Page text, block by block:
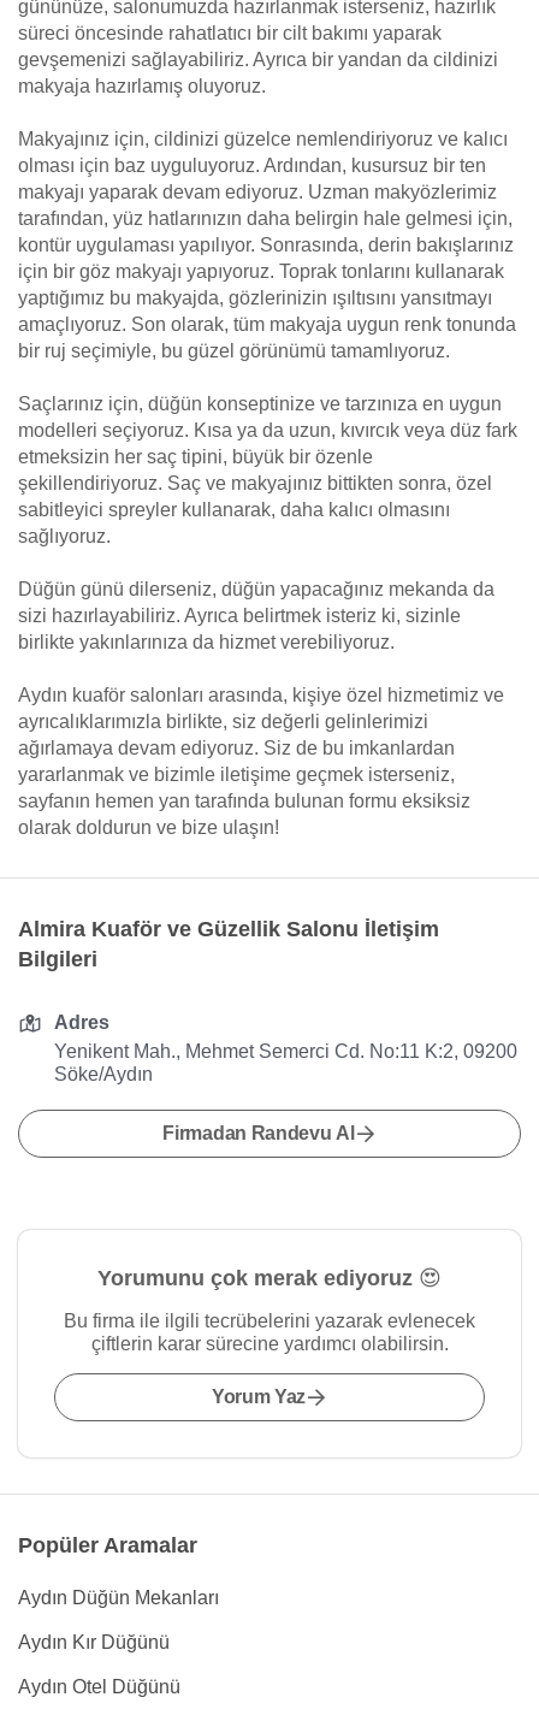
gününüze, salonumuzda hazırlanmak isterseniz, hazırlık
süreci öncesinde rahatlatıcı bir cilt bakımı yaparak
gevşemenizi sağlayabiliriz. Ayrıca bir yandan da cildinizi
makyaja hazırlamış oluyoruz.
Makyajınız için, cildinizi güzelce nemlendiriyoruz ve kalıcı
olması için baz uyguluyoruz. Ardından, kusursuz bir ten
makyajı yaparak devam ediyoruz. Uzman makyözlerimiz
tarafından, yüz hatlarınızın daha belirgin hale gelmesi için,
kontür uygulaması yapılıyor. Sonrasında, derin bakışlarınız
için bir göz makyajı yapıyoruz. Toprak tonlarını kullanarak
yaptığımız bu makyajda, gözlerinizin ışıltısını yansıtmayı
amaçlıyoruz. Son olarak, tüm makyaja uygun renk tonunda
bir ruj seçimiyle, bu güzel görünümü tamamlıyoruz.
Saçlarınız için, düğün konseptinize ve tarzınıza en uygun
modelleri seçiyoruz. Kısa ya da uzun, kıvırcık veya düz fark
etmeksizin her saç tipini, büyük bir özenle
şekillendiriyoruz. Saç ve makyajınız bittikten sonra, özel
sabitleyici spreyler kullanarak, daha kalıcı olmasını
sağlıyoruz.
Düğün günü dilerseniz, düğün yapacağınız mekanda da
sizi hazırlayabiliriz. Ayrıca belirtmek isteriz ki, sizinle
birlikte yakınlarınıza da hizmet verebiliyoruz.
Aydın kuaför salonları arasında, kişiye özel hizmetimiz ve
ayrıcalıklarımızla birlikte, siz değerli gelinlerimizi
ağırlamaya devam ediyoruz. Siz de bu imkanlardan
yararlanmak ve bizimle iletişime geçmek isterseniz,
sayfanın hemen yan tarafında bulunan formu eksiksiz
olarak doldurun ve bize ulaşın!
Almira Kuaför ve Güzellik Salonu İletişim
Bilgileri
Adres
Yenikent Mah., Mehmet Semerci Cd. No:11 K:2, 09200
Söke/Aydın
Firmadan Randevu Al
Yorumunu çok merak ediyoruz 😍
Bu firma ile ilgili tecrübelerini yazarak evlenecek
çiftlerin karar sürecine yardımcı olabilirsin.
Yorum Yaz
Popüler Aramalar
Aydın Düğün Mekanları
Aydın Kır Düğünü
Aydın Otel Düğünü